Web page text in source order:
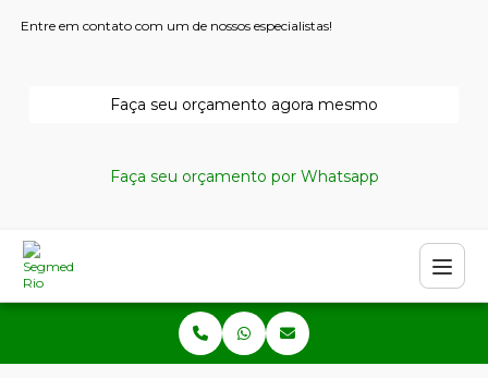
Entre em contato com um de nossos especialistas!
Faça seu orçamento agora mesmo
Faça seu orçamento por Whatsapp